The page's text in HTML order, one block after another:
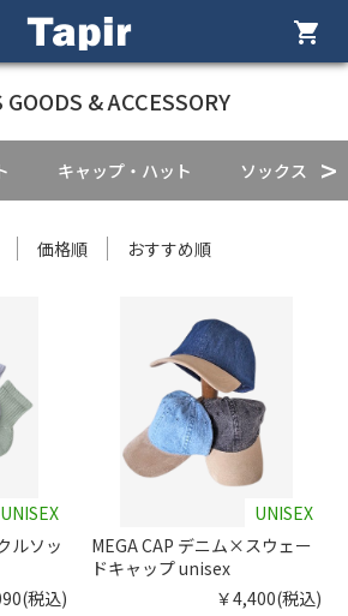
shopping_cart
GOODS & ACCESSORY
キャップ・ハット ソックス
価格順 おすすめ順
UNISEX
ルソッ
税込)
UNISEX
MEGA CAP デニム×スウェー
ドキャップ unisex
￥4,400(税込)